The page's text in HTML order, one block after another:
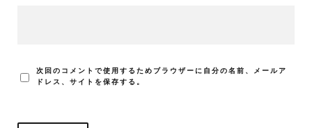
次回のコメントで使用するためブラウザーに自分の名前、メールア
ドレス、サイトを保存する。